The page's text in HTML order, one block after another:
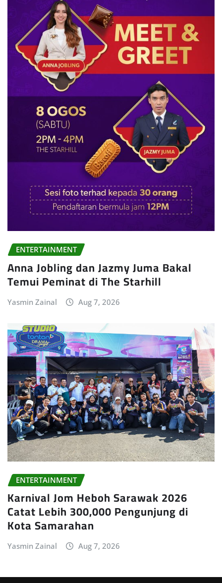
ENTERTAINMENT
Anna Jobling dan Jazmy Juma Bakal
Temui Peminat di The Starhill
Yasmin Zainal Aug 7, 2026
ENTERTAINMENT
Karnival Jom Heboh Sarawak 2026
Catat Lebih 300,000 Pengunjung di
Kota Samarahan
Yasmin Zainal Aug 7, 2026